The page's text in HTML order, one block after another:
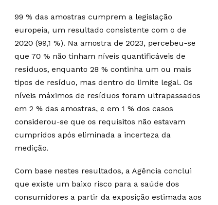
99 % das amostras cumprem a legislação
europeia, um resultado consistente com o de
2020 (99,1 %). Na amostra de 2023, percebeu-se
que 70 % não tinham níveis quantificáveis de
resíduos, enquanto 28 % continha um ou mais
tipos de resíduo, mas dentro do limite legal. Os
níveis máximos de resíduos foram ultrapassados
em 2 % das amostras, e em 1 % dos casos
considerou-se que os requisitos não estavam
cumpridos após eliminada a incerteza da
medição.
Com base nestes resultados, a Agência conclui
que existe um baixo risco para a saúde dos
consumidores a partir da exposição estimada aos